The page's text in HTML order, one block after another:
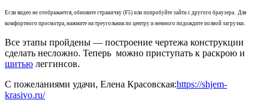
Если видео не отображается, обновите страничку (F5) или попробуйте зайти с другого браузера. Для
комфортного просмотра, нажмите на треугольник по центру и немного подождите полной загрузки.
Все этапы пройдены — построение чертежа конструкции
сделать несложно. Теперь можно приступать к раскрою и
шитью леггинсов.
С пожеланиями удачи, Елена Красовская:https://shjem-
krasivo.ru/